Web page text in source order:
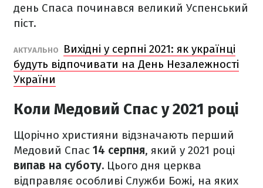
день Спаса починався великий Успенський
піст.
АКТУАЛЬНО
Вихідні у серпні 2021: як українці
будуть відпочивати на День Незалежності
України
Коли Медовий Спас у 2021 році
Щорічно християни відзначають перший
Медовий Спас 14 серпня, який у 2021 році
випав на суботу. Цього дня церква
відправляє особливі Служби Божі, на яких